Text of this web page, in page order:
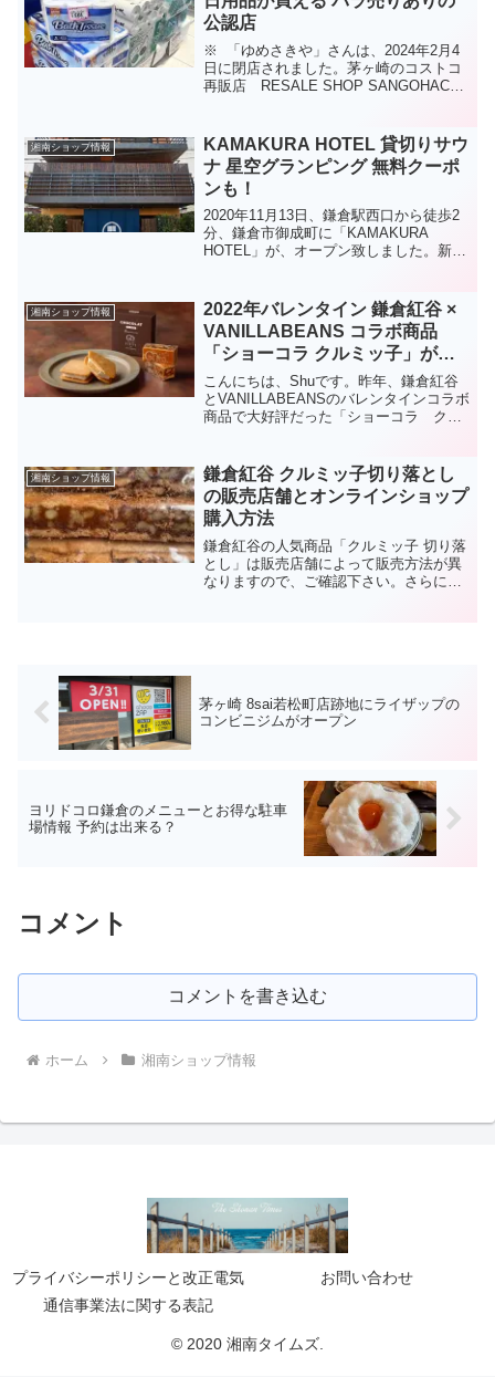
公認店
※ 「ゆめさきや」さんは、2024年2月4
日に閉店されました。茅ヶ崎のコストコ
再販店 RESALE SHOP SANGOHACHI
は？茅ヶ崎のライフファッション ...
湘南ショップ情報
KAMAKURA HOTEL 貸切りサウ
ナ 星空グランピング 無料クーポ
ンも！
2020年11月13日、鎌倉駅西口から徒歩2
分、鎌倉市御成町に「KAMAKURA
HOTEL」が、オープン致しました。新型
注目が集まっています。KAMAKU...
湘南ショップ情報
2022年バレンタイン 鎌倉紅谷 ×
VANILLABEANS コラボ商品
「ショーコラ クルミッ子」が再
登場！！
こんにちは、Shuです。昨年、鎌倉紅谷
とVANILLABEANSのバレンタインコラボ
商品で大好評だった「ショーコラ クル
定数に達し完売となった人気商品です！
湘南ショップ情報
鎌倉紅谷 クルミッ子切り落とし
の販売店舗とオンラインショップ
購入方法
鎌倉紅谷の人気商品「クルミッ子 切り落
とし」は販売店舗によって販売方法が異
なりますので、ご確認下さい。さらにオ
茅ヶ崎 8sai若松町店跡地にライザップの
コンビニジムがオープン
ヨリドコロ鎌倉のメニューとお得な駐車
場情報 予約は出来る？
コメント
コメントを書き込む
ホーム 湘南ショップ情報
プライバシーポリシーと改正電気
通信事業法に関する表記
お問い合わせ
© 2020 湘南タイムズ.